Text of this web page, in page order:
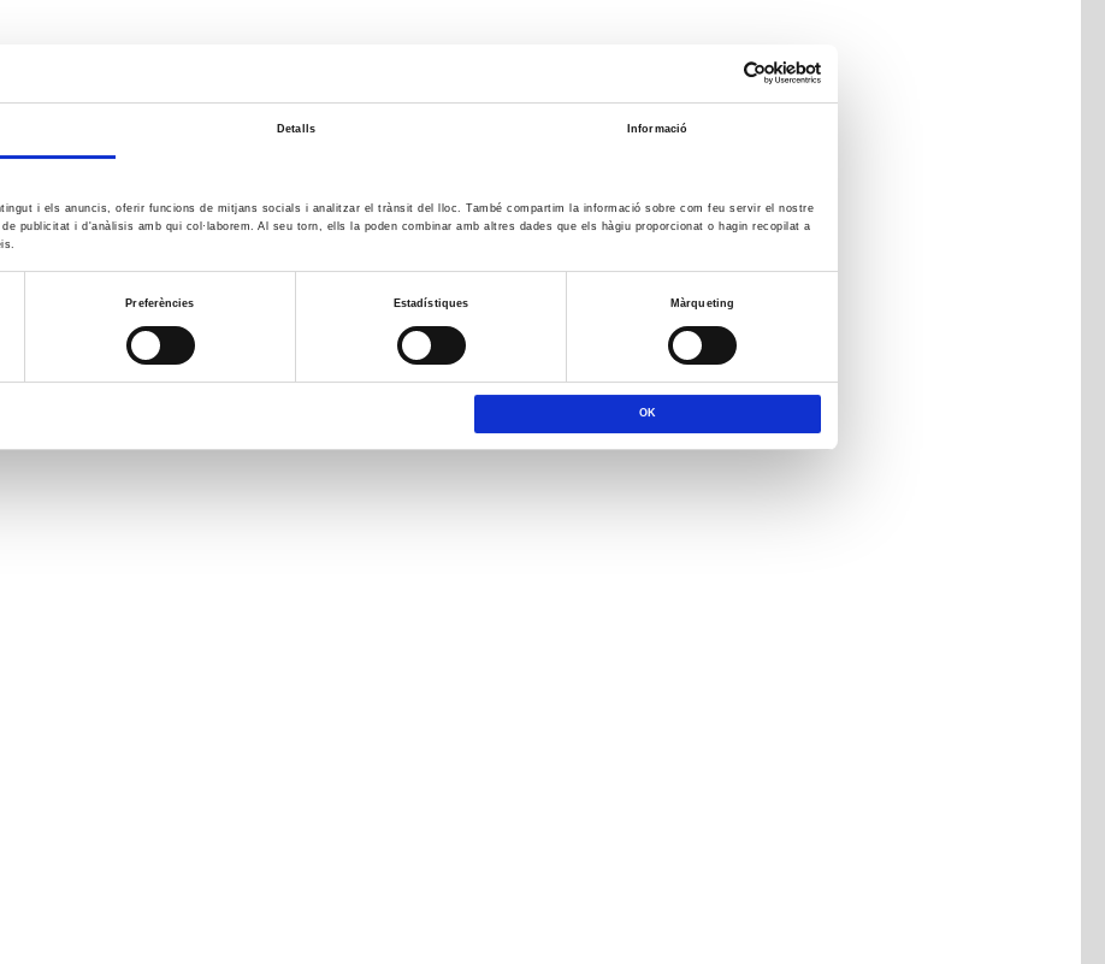
Detalls Informació
i els anuncis, oferir funcions de mitjans socials i analitzar el trànsit del lloc. També compartim la informació sobre com feu servir el nostre
publicitat i d'anàlisis amb qui col·laborem. Al seu torn, ells la poden combinar amb altres dades que els hàgiu proporcionat o hagin recopilat a
Preferències Estadístiques Màrqueting
OK